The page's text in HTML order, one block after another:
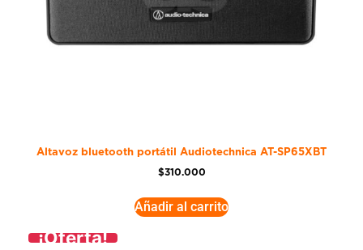
Altavoz bluetooth portátil Audiotechnica AT-SP65XBT
$310.000
Añadir al carrito
¡Oferta!